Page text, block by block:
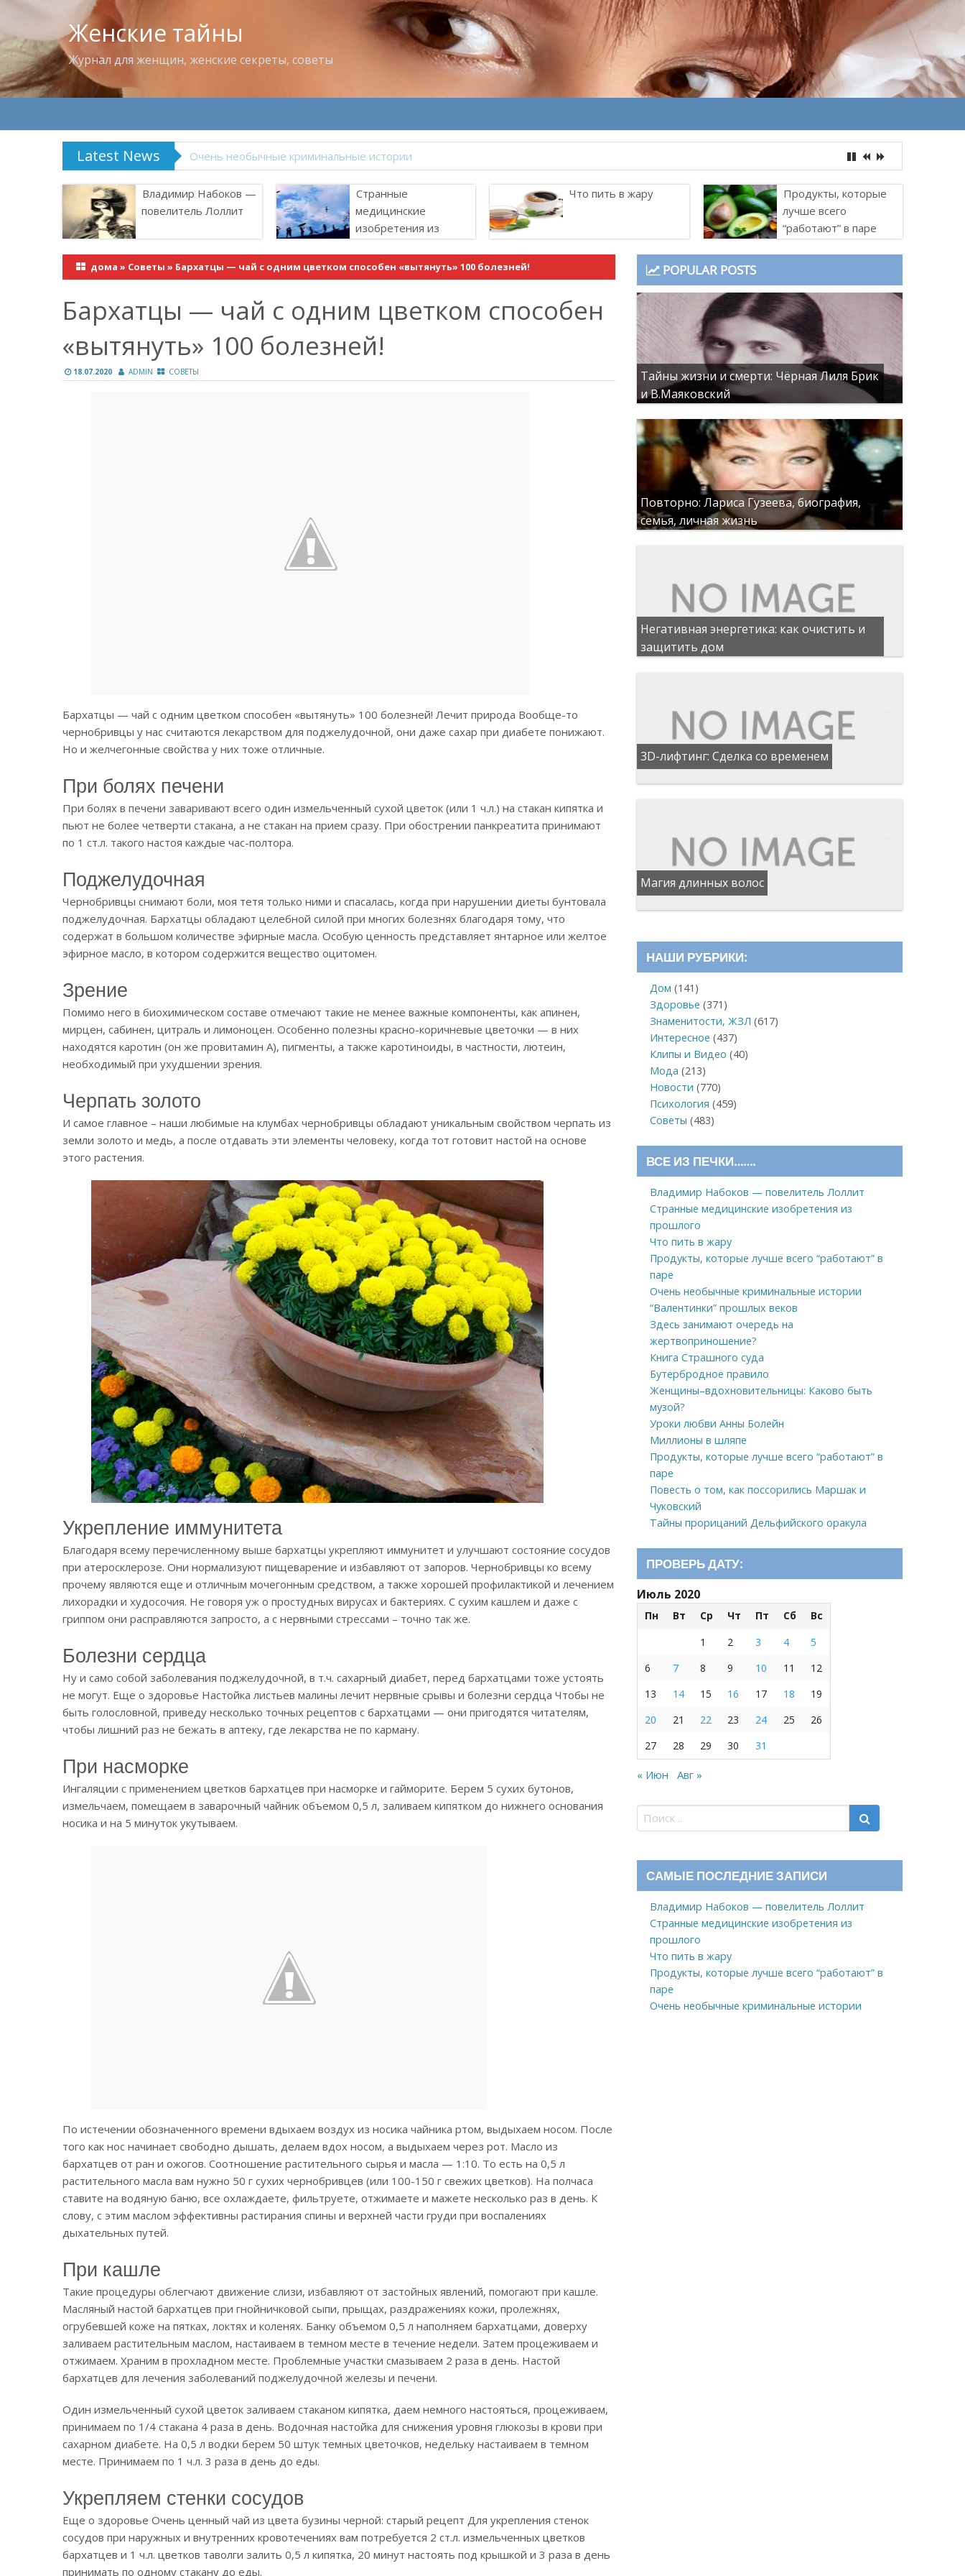
Женские тайны
Журнал для женщин, женские секреты, советы
Latest News Владимир Набоков — повелитель Лоллит
Владимир Набоков —
повелитель Лоллит
Странные
медицинские
изобретения из
Что пить в жару
Продукты, которые
лучше всего
“работают” в паре
дома » Советы » Бархатцы — чай с одним цветком способен «вытянуть» 100 болезней!
Бархатцы — чай с одним цветком способен
«вытянуть» 100 болезней!
18.07.2020 ADMIN СОВЕТЫ
Бархатцы — чай с одним цветком способен «вытянуть» 100 болезней! Лечит природа Вообще-то
чернобривцы у нас считаются лекарством для поджелудочной, они даже сахар при диабете понижают.
Но и желчегонные свойства у них тоже отличные.
При болях печени
При болях в печени заваривают всего один измельченный сухой цветок (или 1 ч.л.) на стакан кипятка и
пьют не более четверти стакана, а не стакан на прием сразу. При обострении панкреатита принимают
по 1 ст.л. такого настоя каждые час-полтора.
Поджелудочная
Чернобривцы снимают боли, моя тетя только ними и спасалась, когда при нарушении диеты бунтовала
поджелудочная. Бархатцы обладают целебной силой при многих болезнях благодаря тому, что
содержат в большом количестве эфирные масла. Особую ценность представляет янтарное или желтое
эфирное масло, в котором содержится вещество оцитомен.
Зрение
Помимо него в биохимическом составе отмечают такие не менее важные компоненты, как апинен,
мирцен, сабинен, цитраль и лимоноцен. Особенно полезны красно-коричневые цветочки — в них
находятся каротин (он же провитамин А), пигменты, а также каротиноиды, в частности, лютеин,
необходимый при ухудшении зрения.
Черпать золото
И самое главное – наши любимые на клумбах чернобривцы обладают уникальным свойством черпать из
земли золото и медь, а после отдавать эти элементы человеку, когда тот готовит настой на основе
этого растения.
Укрепление иммунитета
Благодаря всему перечисленному выше бархатцы укрепляют иммунитет и улучшают состояние сосудов
при атеросклерозе. Они нормализуют пищеварение и избавляют от запоров. Чернобривцы ко всему
прочему являются еще и отличным мочегонным средством, а также хорошей профилактикой и лечением
лихорадки и худосочия. Не говоря уж о простудных вирусах и бактериях. С сухим кашлем и даже с
гриппом они расправляются запросто, а с нервными стрессами – точно так же.
Болезни сердца
Ну и само собой заболевания поджелудочной, в т.ч. сахарный диабет, перед бархатцами тоже устоять
не могут. Еще о здоровье Настойка листьев малины лечит нервные срывы и болезни сердца Чтобы не
быть голословной, приведу несколько точных рецептов с бархатцами — они пригодятся читателям,
чтобы лишний раз не бежать в аптеку, где лекарства не по карману.
При насморке
Ингаляции с применением цветков бархатцев при насморке и гайморите. Берем 5 сухих бутонов,
измельчаем, помещаем в заварочный чайник объемом 0,5 л, заливаем кипятком до нижнего основания
носика и на 5 минуток укутываем.
По истечении обозначенного времени вдыхаем воздух из носика чайника ртом, выдыхаем носом. После
того как нос начинает свободно дышать, делаем вдох носом, а выдыхаем через рот. Масло из
бархатцев от ран и ожогов. Соотношение растительного сырья и масла — 1:10. То есть на 0,5 л
растительного масла вам нужно 50 г сухих чернобривцев (или 100-150 г свежих цветков). На полчаса
ставите на водяную баню, все охлаждаете, фильтруете, отжимаете и мажете несколько раз в день. К
слову, с этим маслом эффективны растирания спины и верхней части груди при воспалениях
дыхательных путей.
При кашле
Такие процедуры облегчают движение слизи, избавляют от застойных явлений, помогают при кашле.
Масляный настой бархатцев при гнойничковой сыпи, прыщах, раздражениях кожи, пролежнях,
огрубевшей коже на пятках, локтях и коленях. Банку объемом 0,5 л наполняем бархатцами, доверху
заливаем растительным маслом, настаиваем в темном месте в течение недели. Затем процеживаем и
отжимаем. Храним в прохладном месте. Проблемные участки смазываем 2 раза в день. Настой
бархатцев для лечения заболеваний поджелудочной железы и печени.
Один измельченный сухой цветок заливаем стаканом кипятка, даем немного настояться, процеживаем,
принимаем по 1/4 стакана 4 раза в день. Водочная настойка для снижения уровня глюкозы в крови при
сахарном диабете. На 0,5 л водки берем 50 штук темных цветочков, недельку настаиваем в темном
месте. Принимаем по 1 ч.л. 3 раза в день до еды.
Укрепляем стенки сосудов
Еще о здоровье Очень ценный чай из цвета бузины черной: старый рецепт Для укрепления стенок
сосудов при наружных и внутренних кровотечениях вам потребуется 2 ст.л. измельченных цветков
бархатцев и 1 ч.л. цветков таволги залить 0,5 л кипятка, 20 минут настоять под крышкой и 3 раза в день
принимать по одному стакану до еды.
POPULAR POSTS
Тайны жизни и смерти: Чёрная Лиля Брик
и В.Маяковский
Повторно: Лариса Гузеева, биография,
семья, личная жизнь
Негативная энергетика: как очистить и
защитить дом
3D-лифтинг: Сделка со временем
Магия длинных волос
НАШИ РУБРИКИ:
Дом (141)
Здоровье (371)
Знаменитости, ЖЗЛ (617)
Интересное (437)
Клипы и Видео (40)
Мода (213)
Новости (770)
Психология (459)
Советы (483)
ВСЕ ИЗ ПЕЧКИ…….
Владимир Набоков — повелитель Лоллит
Странные медицинские изобретения из
прошлого
Что пить в жару
Продукты, которые лучше всего “работают” в
паре
Очень необычные криминальные истории
“Валентинки” прошлых веков
Здесь занимают очередь на
жертвоприношение?
Книга Страшного суда
Бутербродное правило
Женщины–вдохновительницы: Каково быть
музой?
Уроки любви Анны Болейн
Миллионы в шляпе
Продукты, которые лучше всего “работают” в
паре
Повесть о том, как поссорились Маршак и
Чуковский
Тайны прорицаний Дельфийского оракула
ПРОВЕРЬ ДАТУ:
Июль 2020
Пн Вт Ср Чт Пт Сб
Вс
1
2 3 4
5
6
7 8 9 10 11
12
13
14 15 16 17 18
19
20
21 22 23 24 25
26
27
28 29 30 31
« Июн Авг »
САМЫЕ ПОСЛЕДНИЕ ЗАПИСИ
Владимир Набоков — повелитель Лоллит
Странные медицинские изобретения из
прошлого
Что пить в жару
Продукты, которые лучше всего “работают” в
паре
Очень необычные криминальные истории